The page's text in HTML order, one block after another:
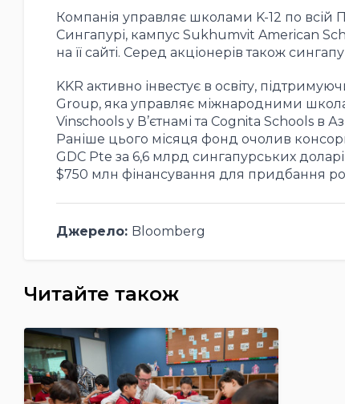
Компанія управляє школами K-12 по всій
Сингапурі, кампус Sukhumvit American
на її сайті. Серед акціонерів також
KKR активно інвестує в освіту,
Group, яка управляє міжнародними
Vinschools у В’єтнамі та Cognita Schools в
Раніше цього місяця фонд очолив
GDC Pte за 6,6 млрд сингапурських
$750 млн фінансування для придбання
Джерело: Bloomberg
Читайте також